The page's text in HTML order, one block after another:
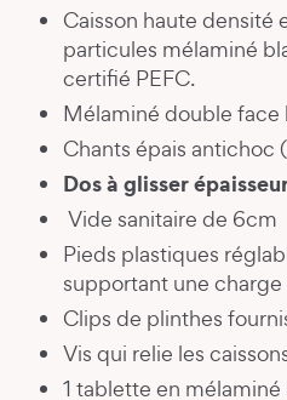
Caisson haute densité
particules mélaminé
certifié PEFC.
Mélaminé double face
Chants épais antichoc
Dos à glisser
Vide sanitaire de 6cm
Pieds plastiques
supportant une
Clips de plinthes
Vis qui relie les
1 tablette en